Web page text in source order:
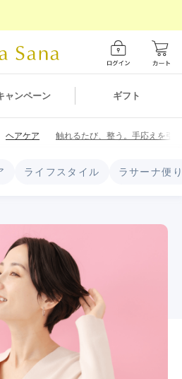
ャンペーン ギフト
ヘアケア 触れるたび、整う。手応えを引
ライフスタイル ラサーナ便